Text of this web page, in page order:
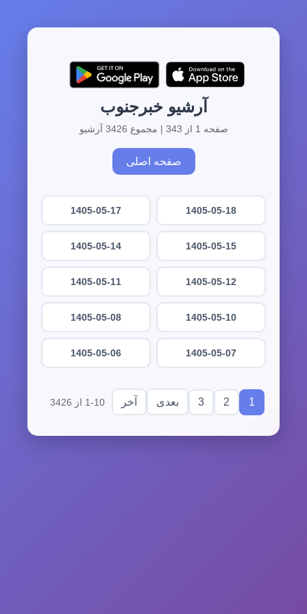
آرشیو خبرجنوب
صفحه 1 از 343 | مجموع 3426 آرشیو
صفحه اصلی
1405-05-18
1405-05-17
1405-05-15
1405-05-14
1405-05-12
1405-05-11
1405-05-10
1405-05-08
1405-05-07
1405-05-06
1
2
3 بعدی آخر 1-10 از 3426